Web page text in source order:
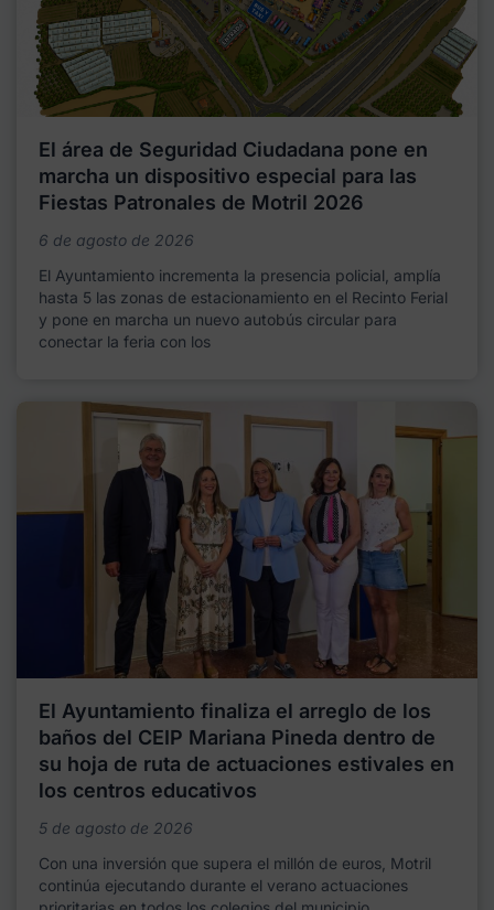
El área de Seguridad Ciudadana pone en
marcha un dispositivo especial para las
Fiestas Patronales de Motril 2026
6 de agosto de 2026
El Ayuntamiento incrementa la presencia policial, amplía
hasta 5 las zonas de estacionamiento en el Recinto Ferial
y pone en marcha un nuevo autobús circular para
conectar la feria con los
El Ayuntamiento finaliza el arreglo de los
baños del CEIP Mariana Pineda dentro de
su hoja de ruta de actuaciones estivales en
los centros educativos
5 de agosto de 2026
Con una inversión que supera el millón de euros, Motril
continúa ejecutando durante el verano actuaciones